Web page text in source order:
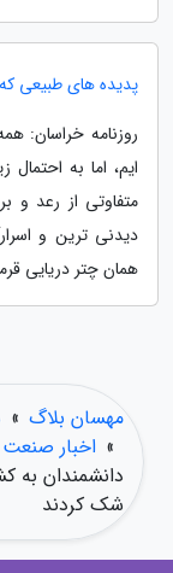
پدیده های طبیعی
روزنامه خراسان:
ایم، اما به
متفاوتی از رعد و
دیدنی ترین و
همان چتر دریایی
مهسان بلاگ »
» اخبار صنعت
دانشمندان به
شک کردند